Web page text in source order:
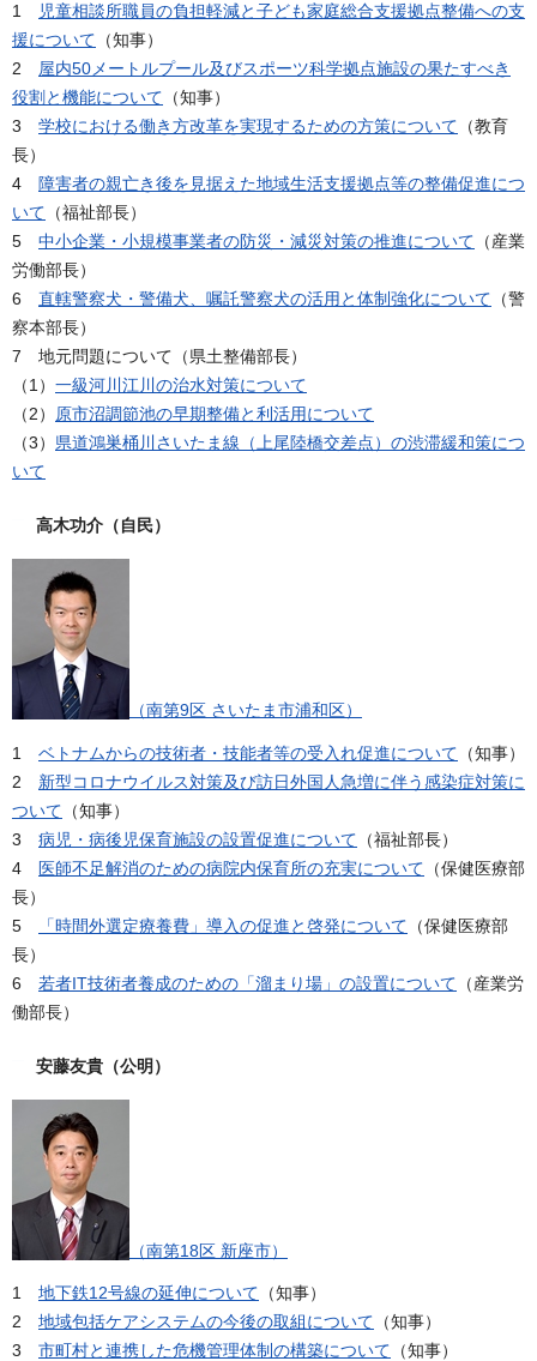
1
児童相談所職員の負担軽減と子ども家庭総合支援拠点整備への支
援について （知事）
2 屋内50メートルプール及びスポーツ科学拠点施設の果たすべき
役割と機能について （知事）
3 学校における働き方改革を実現するための方策について （教育
長）
4 障害者の親亡き後を見据えた地域生活支援拠点等の整備促進につ
いて （福祉部長）
5 中小企業・小規模事業者の防災・減災対策の推進について （産業
労働部長）
6 直轄警察犬・警備犬、嘱託警察犬の活用と体制強化について （警
察本部長）
7 地元問題について（県土整備部長）
（1） 一級河川江川の治水対策について
（2）
原市沼調節池の早期整備と利活用について
（3） 県道鴻巣桶川さいたま線（上尾陸橋交差点）の渋滞緩和策につ
いて
高木功介（自民）
（南第9区 さいたま市浦和区）
1 ベトナムからの技術者・技能者等の受入れ促進について （知事）
2 新型コロナウイルス対策及び訪日外国人急増に伴う感染症対策に
ついて （知事）
3 病児・病後児保育施設の設置促進について （福祉部長）
4 医師不足解消のための病院内保育所の充実について （保健医療部
長）
5
「時間外選定療養費」導入の促進と啓発について （保健医療部
長）
6 若者IT技術者養成のための「溜まり場」の設置について （産業労
働部長）
安藤友貴（公明）
（南第18区 新座市）
1 地下鉄12号線の延伸について （知事）
2 地域包括ケアシステムの今後の取組について （知事）
3 市町村と連携した危機管理体制の構築について （知事）